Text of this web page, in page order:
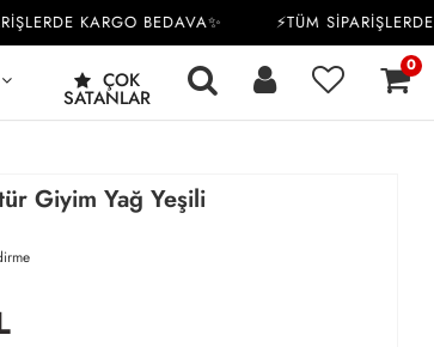
KARGO BEDAVA✨ ⚡TÜM SİPARİŞLERDE
ÇOK
SATANLAR
0
Giyim Yağ Yeşili